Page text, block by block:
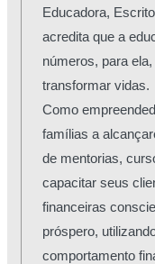
Educadora,
acredita que a
números, para
transformar vidas.
Como
famílias a
de mentorias,
capacitar seus
financeiras
próspero,
comportamento